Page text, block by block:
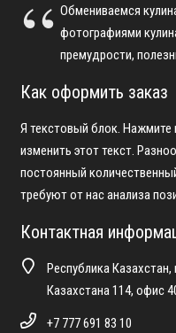
Обмениваемся
фотографиями
премудрости,
Как оформить заказ
Я текстовый блок. Нажмите
изменить этот текст.
постоянный
требуют от нас анализа
Контактная
Республика
Казахстана 114, офис
+7 777 691 83 10